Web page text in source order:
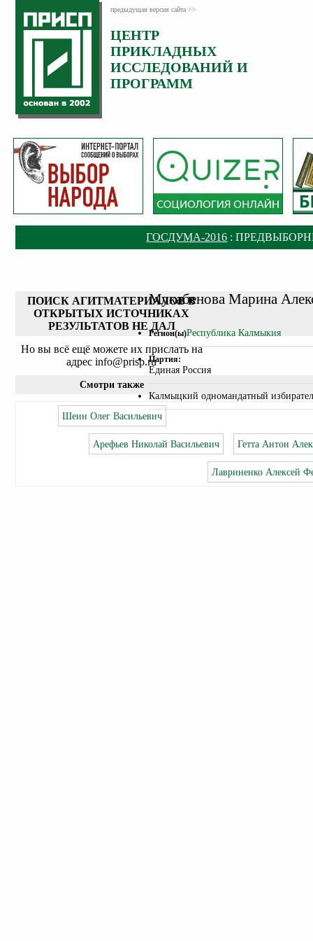
предыдущая версия сайта >>
ЦЕНТР
ПРИКЛАДНЫХ
ИССЛЕДОВАНИЙ И
ПРОГРАММ
ГОСДУМА-2016 :
Мукабенова Марина
Регион(ы)Республика Калмыкия
Партия:
Единая Россия
Калмыцкий одномандатный
ПОИСК АГИТМАТЕРИАЛОВ В
ОТКРЫТЫХ ИСТОЧНИКАХ
РЕЗУЛЬТАТОВ НЕ ДАЛ
Но вы всё ещё можете их прислать на
адрес info@prisp.ru
Смотри также
Шеин Олег Васильевич
Арефьев Николай Васильевич Гетта Антон
Лавриненко Алексей